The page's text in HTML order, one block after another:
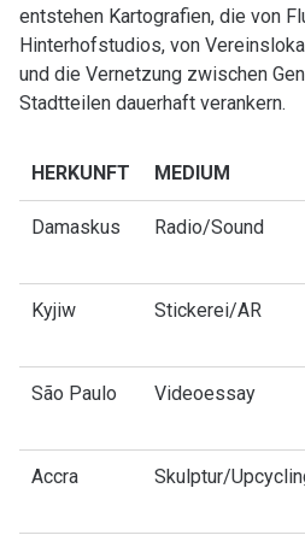
entstehen Kartografien, die von
Hinterhofstudios, von
und die Vernetzung zwischen
Stadtteilen dauerhaft verankern.
HERKUNFT MEDIUM
Damaskus Radio/Sound
Kyjiw Stickerei/AR
São Paulo Videoessay
Accra Skulptur/